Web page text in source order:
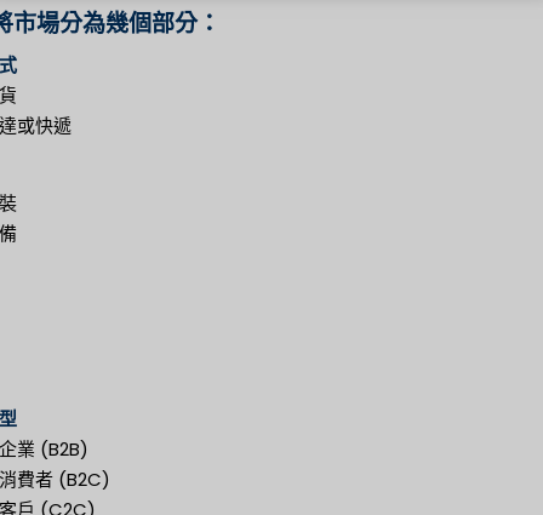
市場分為幾個部分：
或快遞
業 (B2B)
費者 (B2C)
戶 (C2C)